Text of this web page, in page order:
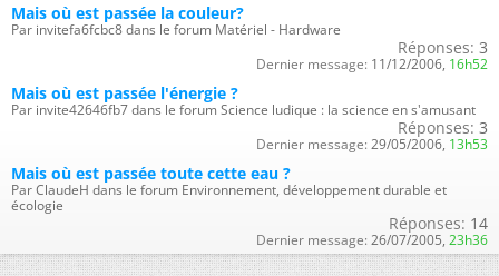
Mais où est passée la couleur?
Par invitefa6fcbc8 dans le forum Matériel - Hardware
Réponses: 3
Dernier message: 11/12/2006, 16h52
Mais où est passée l'énergie ?
Par invite42646fb7 dans le forum Science ludique : la science en s'amusant
Réponses: 3
Dernier message: 29/05/2006, 13h53
Mais où est passée toute cette eau ?
Par ClaudeH dans le forum Environnement, développement durable et
écologie
Réponses: 14
Dernier message: 26/07/2005, 23h36